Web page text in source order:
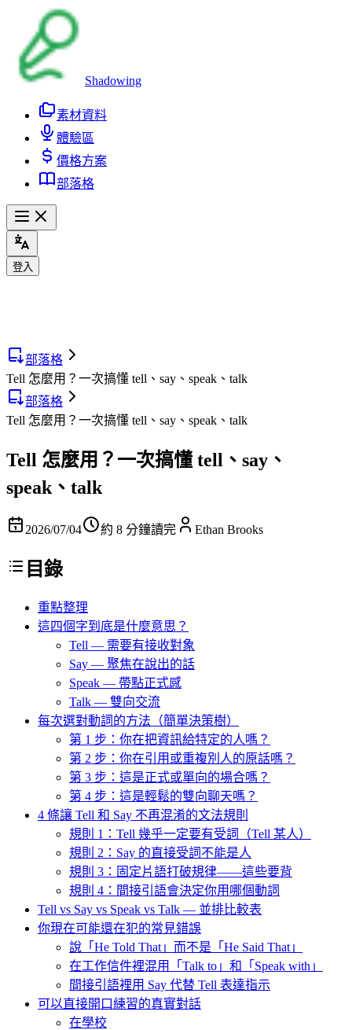
Shadowing
素材資料
體驗區
價格方案
部落格
登入
部落格
Tell 怎麼用？一次搞懂 tell、say、speak、talk
部落格
Tell 怎麼用？一次搞懂 tell、say、speak、talk
Tell 怎麼用？一次搞懂 tell、say、
speak、talk
2026/07/04 約 8 分鐘讀完 Ethan Brooks
目錄
重點整理
這四個字到底是什麼意思？
Tell — 需要有接收對象
Say — 聚焦在說出的話
Speak — 帶點正式感
Talk — 雙向交流
每次選對動詞的方法（簡單決策樹）
第 1 步：你在把資訊給特定的人嗎？
第 2 步：你在引用或重複別人的原話嗎？
第 3 步：這是正式或單向的場合嗎？
第 4 步：這是輕鬆的雙向聊天嗎？
4 條讓 Tell 和 Say 不再混淆的文法規則
規則 1：Tell 幾乎一定要有受詞（Tell 某人）
規則 2：Say 的直接受詞不能是人
規則 3：固定片語打破規律——這些要背
規則 4：間接引語會決定你用哪個動詞
Tell vs Say vs Speak vs Talk — 並排比較表
你現在可能還在犯的常見錯誤
說「He Told That」而不是「He Said That」
在工作信件裡混用「Talk to」和「Speak with」
間接引語裡用 Say 代替 Tell 表達指示
可以直接開口練習的真實對話
在學校